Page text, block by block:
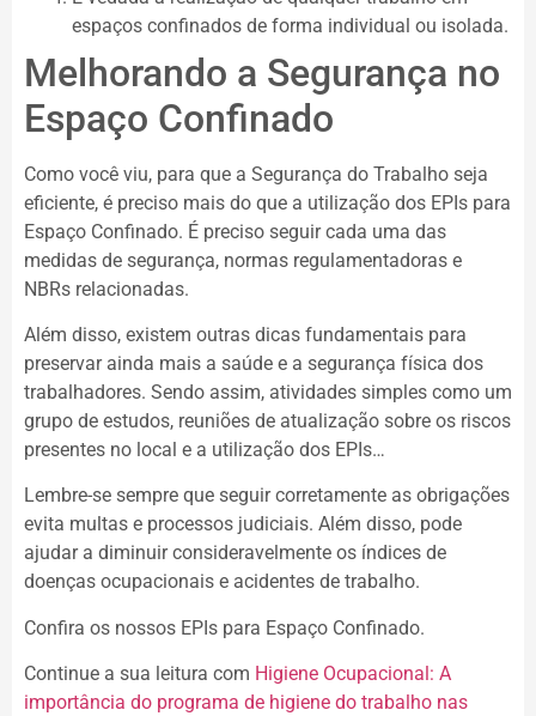
espaços confinados de forma individual ou isolada.
Melhorando a Segurança no
Espaço Confinado
Como você viu, para que a Segurança do Trabalho seja
eficiente, é preciso mais do que a utilização dos EPIs para
Espaço Confinado. É preciso seguir cada uma das
medidas de segurança, normas regulamentadoras e
NBRs relacionadas.
Além disso, existem outras dicas fundamentais para
preservar ainda mais a saúde e a segurança física dos
trabalhadores. Sendo assim, atividades simples como um
grupo de estudos, reuniões de atualização sobre os riscos
presentes no local e a utilização dos EPIs…
Lembre-se sempre que seguir corretamente as obrigações
evita multas e processos judiciais. Além disso, pode
ajudar a diminuir consideravelmente os índices de
doenças ocupacionais e acidentes de trabalho.
Confira os nossos EPIs para Espaço Confinado.
Continue a sua leitura com Higiene Ocupacional: A
importância do programa de higiene do trabalho nas